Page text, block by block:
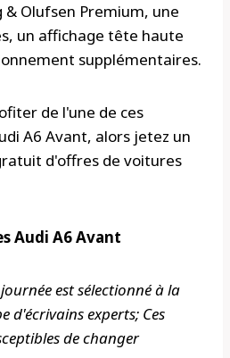
& Olufsen Premium, une
un affichage tête haute
supplémentaires.
de l'une de ces
A6 Avant, alors jetez un
d'offres de voitures
Audi A6 Avant
est sélectionné à la
d'écrivains experts; Ces
de changer